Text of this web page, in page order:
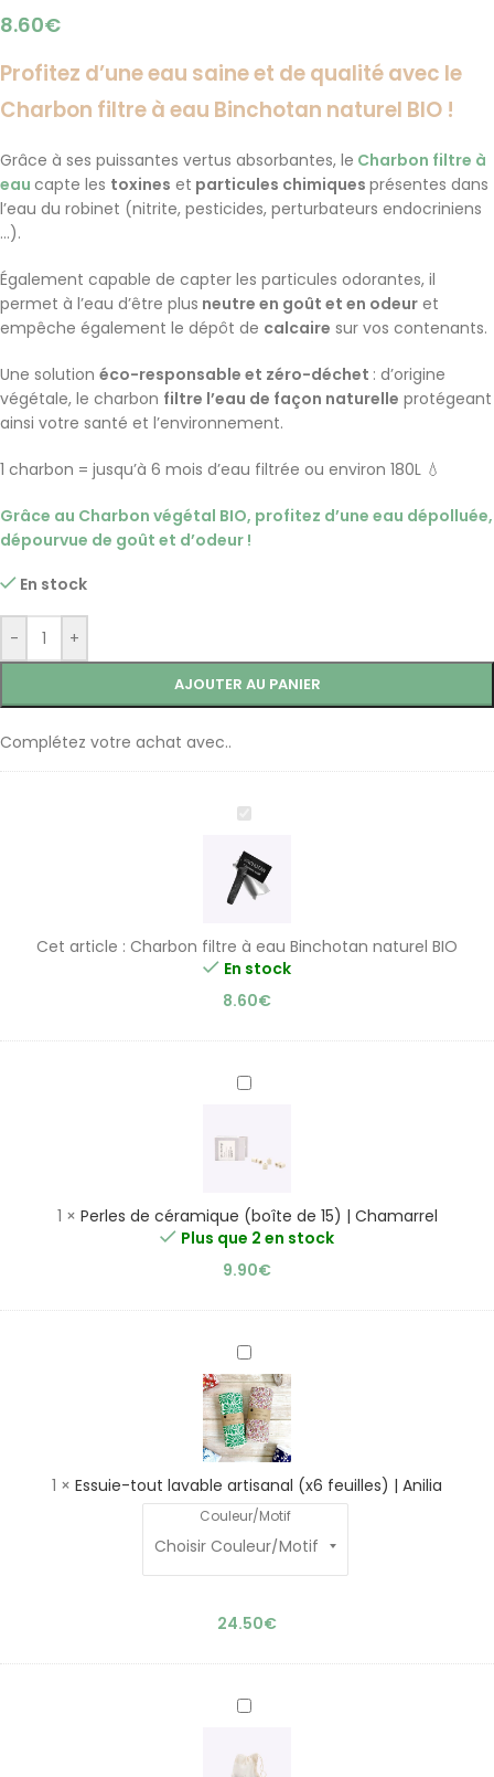
8.60€
Profitez d’une eau saine et de qualité avec le
Charbon filtre à eau Binchotan naturel BIO !
Grâce à ses puissantes vertus absorbantes, le Charbon filtre à
eau capte les toxines et particules chimiques présentes dans
l’eau du robinet (nitrite, pesticides, perturbateurs endocriniens
…).
Également capable de capter les particules odorantes, il
permet à l’eau d’être plus neutre en goût et en odeur et
empêche également le dépôt de calcaire sur vos contenants.
Une solution éco-responsable et zéro-déchet : d’origine
végétale, le charbon filtre l’eau de façon naturelle protégeant
ainsi votre santé et l’environnement.
1 charbon = jusqu’à 6 mois d’eau filtrée ou environ 180L 💧
Grâce au Charbon végétal BIO, profitez d’une eau dépolluée,
dépourvue de goût et d’odeur !
En stock
- +
AJOUTER AU PANIER
Complétez votre achat avec..
Charbon
à
eau
BIO
Cet article : Charbon filtre à eau Binchotan naturel BIO
En stock
8.60€
Perles
(boîte
15)
|
1 × Perles de céramique (boîte de 15) | Chamarrel
Plus que 2 en stock
9.90€
Essuie-
tout
lavable
artisanal
(x6
|
Anilia
1 × Essuie-tout lavable artisanal (x6 feuilles) | Anilia
Couleur/Motif
24.50€
Sachet
thé